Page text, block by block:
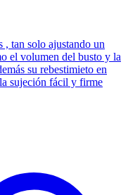
, tan solo ajustando un
el volumen del busto y la
su rebestimieto en
sujeción fácil y firme